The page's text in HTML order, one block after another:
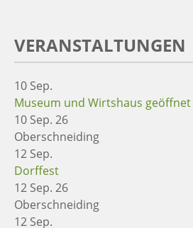
VERANSTALTUNGEN
10 Sep.
Museum und Wirtshaus geöffnet
10 Sep. 26
Oberschneiding
12 Sep.
Dorffest
12 Sep. 26
Oberschneiding
12 Sep.